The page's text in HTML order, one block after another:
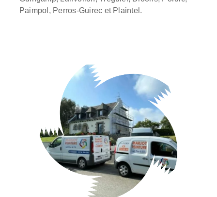
Paimpol, Perros-Guirec et Plaintel.